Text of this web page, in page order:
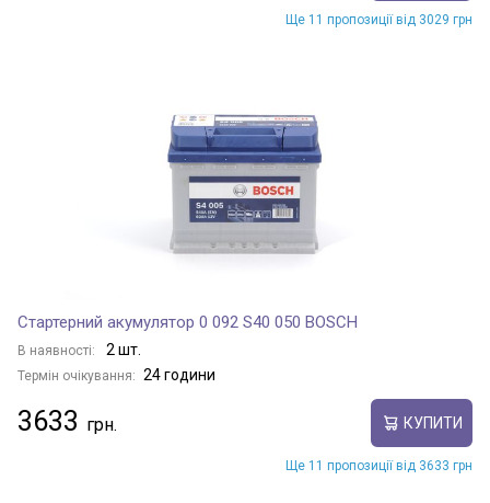
Ще 11 пропозиції від 3029 грн
Стартерний акумулятор 0 092 S40 050 BOSCH
В наявності: 2 шт.
Термін очікування: 24 години
3633 КУПИТИ
Ще 11 пропозиції від 3633 грн